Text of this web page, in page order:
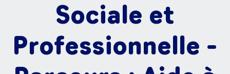
Sociale et
Professionnelle -